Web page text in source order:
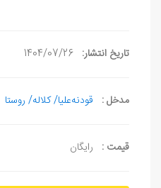
تاریخ انتشار: 1404/07/26
مدخل : قودنه‌علیا/ کلاله/ روستا
قیمت : رایگان